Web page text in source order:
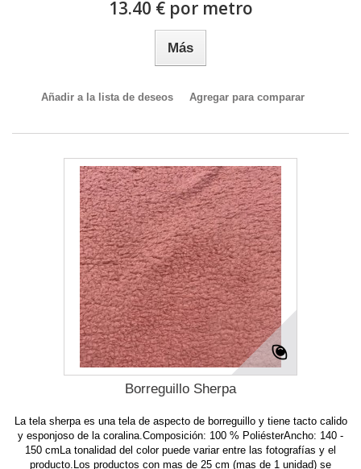
13.40 € por metro
Más
Añadir a la lista de deseos Agregar para comparar
Borreguillo Sherpa
La tela sherpa es una tela de aspecto de borreguillo y tiene tacto calido
y esponjoso de la coralina.Composición: 100 % PoliésterAncho: 140 -
150 cmLa tonalidad del color puede variar entre las fotografías y el
producto.Los productos con mas de 25 cm (mas de 1 unidad) se